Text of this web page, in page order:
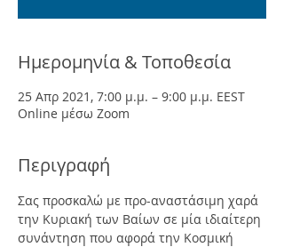
Ημερομηνία & Τοποθεσία
25 Απρ 2021, 7:00 μ.μ. – 9:00 μ.μ. EEST
Online μέσω Zoom
Περιγραφή
Σας προσκαλώ με προ-αναστάσιμη χαρά
την Κυριακή των Βαίων σε μία ιδιαίτερη
συνάντηση που αφορά την Κοσμική